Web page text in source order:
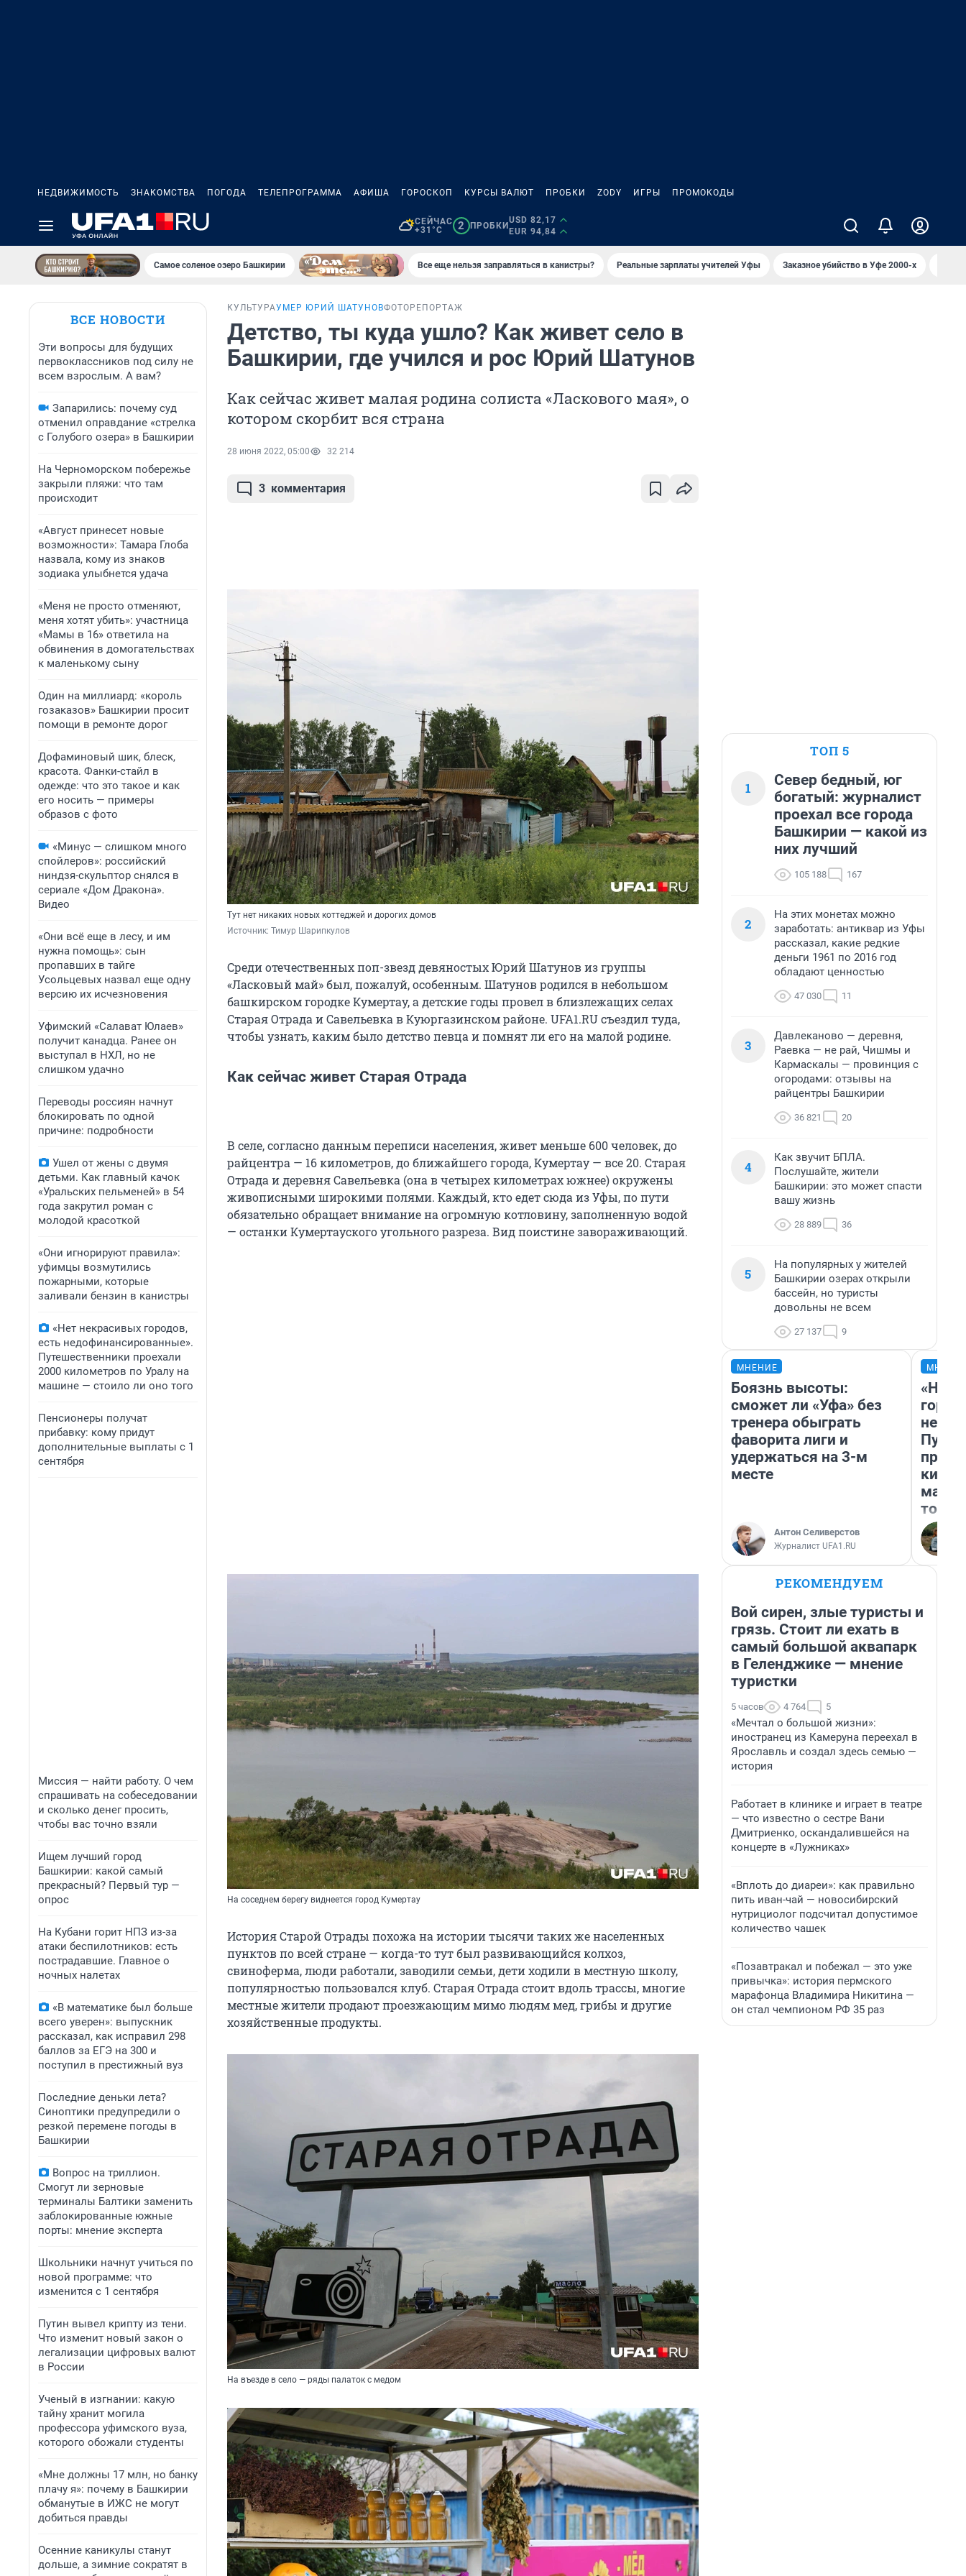
НЕДВИЖИМОСТЬ ЗНАКОМСТВА ПОГОДА ТЕЛЕПРОГРАММА АФИША ГОРОСКОП КУРСЫ ВАЛЮТ ПРОБКИ ZODY ИГРЫ ПРОМОКОДЫ
СЕЙЧАС
+31°C
2 ПРОБКИ
USD 82,17
EUR 94,84
Самое соленое озеро Башкирии Все еще нельзя заправляться в канистры? Реальные зарплаты учителей Уфы Заказное убийство в Уфе 2000-х
ВСЕ НОВОСТИ
Эти вопросы для будущих
первоклассников под силу не
всем взрослым. А вам?
Запарились: почему суд
отменил оправдание «стрелка
с Голубого озера» в Башкирии
На Черноморском побережье
закрыли пляжи: что там
происходит
«Август принесет новые
возможности»: Тамара Глоба
назвала, кому из знаков
зодиака улыбнется удача
«Меня не просто отменяют,
меня хотят убить»: участница
«Мамы в 16» ответила на
обвинения в домогательствах
к маленькому сыну
Один на миллиард: «король
гозаказов» Башкирии просит
помощи в ремонте дорог
Дофаминовый шик, блеск,
красота. Фанки-стайл в
одежде: что это такое и как
его носить — примеры
образов с фото
«Минус — слишком много
спойлеров»: российский
ниндзя-скульптор снялся в
сериале «Дом Дракона».
Видео
«Они всё еще в лесу, и им
нужна помощь»: сын
пропавших в тайге
Усольцевых назвал еще одну
версию их исчезновения
Уфимский «Салават Юлаев»
получит канадца. Ранее он
выступал в НХЛ, но не
слишком удачно
Переводы россиян начнут
блокировать по одной
причине: подробности
Ушел от жены с двумя
детьми. Как главный качок
«Уральских пельменей» в 54
года закрутил роман с
молодой красоткой
«Они игнорируют правила»:
уфимцы возмутились
пожарными, которые
заливали бензин в канистры
«Нет некрасивых городов,
есть недофинансированные».
Путешественники проехали
2000 километров по Уралу на
машине — стоило ли оно того
Пенсионеры получат
прибавку: кому придут
дополнительные выплаты с 1
сентября
Миссия — найти работу. О чем
спрашивать на собеседовании
и сколько денег просить,
чтобы вас точно взяли
Ищем лучший город
Башкирии: какой самый
прекрасный? Первый тур —
опрос
На Кубани горит НПЗ из-за
атаки беспилотников: есть
пострадавшие. Главное о
ночных налетах
«В математике был больше
всего уверен»: выпускник
рассказал, как исправил 298
баллов за ЕГЭ на 300 и
поступил в престижный вуз
Последние деньки лета?
Синоптики предупредили о
резкой перемене погоды в
Башкирии
Вопрос на триллион.
Смогут ли зерновые
терминалы Балтики заменить
заблокированные южные
порты: мнение эксперта
Школьники начнут учиться по
новой программе: что
изменится с 1 сентября
Путин вывел крипту из тени.
Что изменит новый закон о
легализации цифровых валют
в России
Ученый в изгнании: какую
тайну хранит могила
профессора уфимского вуза,
которого обожали студенты
«Мне должны 17 млн, но банку
плачу я»: почему в Башкирии
обманутые в ИЖС не могут
добиться правды
Осенние каникулы станут
дольше, а зимние сократят в
КУЛЬТУРАУМЕР ЮРИЙ ШАТУНОВФОТОРЕПОРТАЖ
Детство, ты куда ушло? Как живет село в
Башкирии, где учился и рос Юрий Шатунов
Как сейчас живет малая родина солиста «Ласкового мая», о
котором скорбит вся страна
28 июня 2022, 05:00 32 214
3 комментария
Тут нет никаких новых коттеджей и дорогих домов
Источник: Тимур Шарипкулов
Среди отечественных поп-звезд девяностых Юрий Шатунов из группы
«Ласковый май» был, пожалуй, особенным. Шатунов родился в небольшом
башкирском городке Кумертау, а детские годы провел в близлежащих селах
Старая Отрада и Савельевка в Куюргазинском районе. UFA1.RU съездил туда,
чтобы узнать, каким было детство певца и помнят ли его на малой родине.
Как сейчас живет Старая Отрада
В селе, согласно данным переписи населения, живет меньше 600 человек, до
райцентра — 16 километров, до ближайшего города, Кумертау — все 20. Старая
Отрада и деревня Савельевка (она в четырех километрах южнее) окружены
живописными широкими полями. Каждый, кто едет сюда из Уфы, по пути
обязательно обращает внимание на огромную котловину, заполненную водой
— останки Кумертауского угольного разреза. Вид поистине завораживающий.
На соседнем берегу виднеется город Кумертау
История Старой Отрады похожа на истории тысячи таких же населенных
пунктов по всей стране — когда-то тут был развивающийся колхоз,
свиноферма, люди работали, заводили семьи, дети ходили в местную школу,
популярностью пользовался клуб. Старая Отрада стоит вдоль трассы, многие
местные жители продают проезжающим мимо людям мед, грибы и другие
хозяйственные продукты.
На въезде в село — ряды палаток с медом
ТОП 5
1
Север бедный, юг
богатый: журналист
проехал все города
Башкирии — какой из
них лучший
105 188 167
2
На этих монетах можно
заработать: антиквар из Уфы
рассказал, какие редкие
деньги 1961 по 2016 год
обладают ценностью
47 030 11
3
Давлеканово — деревня,
Раевка — не рай, Чишмы и
Кармаскалы — провинция с
огородами: отзывы на
райцентры Башкирии
36 821 20
4
Как звучит БПЛА.
Послушайте, жители
Башкирии: это может спасти
вашу жизнь
28 889 36
5
На популярных у жителей
Башкирии озерах открыли
бассейн, но туристы
довольны не всем
27 137 9
МНЕНИЕ
Боязнь высоты:
сможет ли «Уфа» без
тренера обыграть
фаворита лиги и
удержаться на 3-м
месте
Антон Селиверстов
Журналист UFA1.RU
«Нет
того
РЕКОМЕНДУЕМ
Вой сирен, злые туристы и
грязь. Стоит ли ехать в
самый большой аквапарк
в Геленджике — мнение
туристки
5 часов 4 764 5
«Мечтал о большой жизни»:
иностранец из Камеруна переехал в
Ярославль и создал здесь семью —
история
Работает в клинике и играет в театре
— что известно о сестре Вани
Дмитриенко, оскандалившейся на
концерте в «Лужниках»
«Вплоть до диареи»: как правильно
пить иван-чай — новосибирский
нутрициолог подсчитал допустимое
количество чашек
«Позавтракал и побежал — это уже
привычка»: история пермского
марафонца Владимира Никитина —
он стал чемпионом РФ 35 раз